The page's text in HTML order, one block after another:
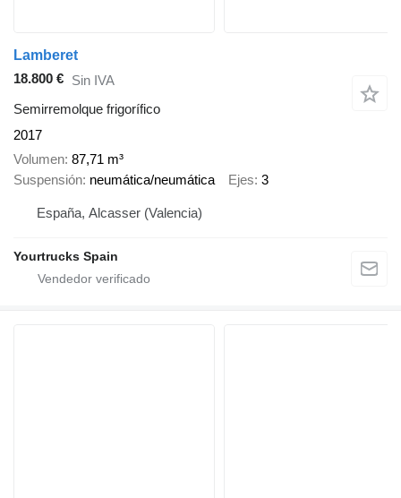
Lamberet
18.800 € Sin IVA
Semirremolque frigorífico
2017
Volumen 87,71 m³
Suspensión neumática/neumática Ejes 3
España, Alcasser (Valencia)
Yourtrucks Spain